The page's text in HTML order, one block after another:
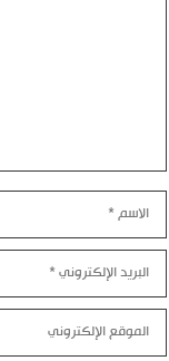
الإلكتروني
الإلكتروني